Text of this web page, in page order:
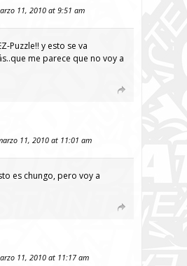
11, 2010 at 9:51 am
Puzzle!! y esto se va
me parece que no voy a
11, 2010 at 11:01 am
es chungo, pero voy a
11, 2010 at 11:17 am